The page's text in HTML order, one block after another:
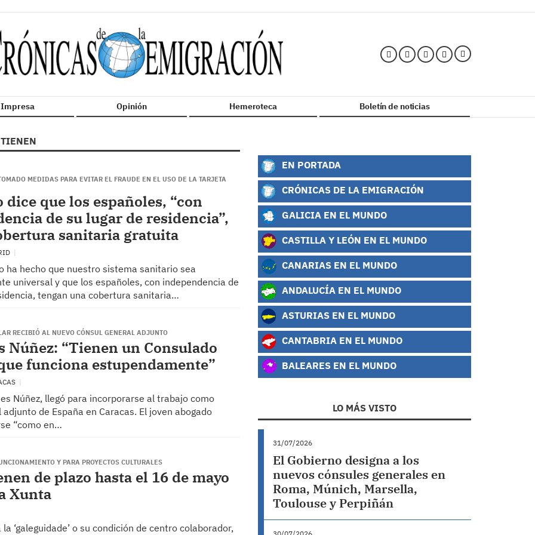
Opinión Hemeroteca Boletín de noticias
TIENEN
MEDIDAS PARA EVITAR EL FRAUDE EN EL USO DE LA TARJETA
dice que los españoles, “con
de su lugar de residencia”,
sanitaria gratuita
ha hecho que nuestro sistema sanitario sea
universal y que los españoles, con independencia de
tengan una cobertura sanitaria…
RECIBIÓ AL NUEVO CÓNSUL GENERAL ADJUNTO
Núñez: “Tienen un Consulado
funciona estupendamente”
Núñez, llegó para incorporarse al trabajo como
de España en Caracas. El joven abogado
“como en…
Y PARA PROYECTOS CULTURALES
de plazo hasta el 16 de mayo
Xunta
‘galeguidade’ o su condición de centro colaborador,
EN PORTADA
CRÓNICAS DE LA EMIGRACIÓN
GALICIA EN EL MUNDO
CASTILLA Y LEÓN EN EL MUNDO
CANARIAS EN EL MUNDO
ANDALUCÍA EN EL MUNDO
ASTURIAS EN EL MUNDO
CANTABRIA EN EL MUNDO
BALEARES EN EL MUNDO
LO MÁS VISTO
31/07/2026
El Gobierno designa a los
nuevos cónsules generales en
Roma, Múnich, Marsella,
Toulouse y Perpiñán